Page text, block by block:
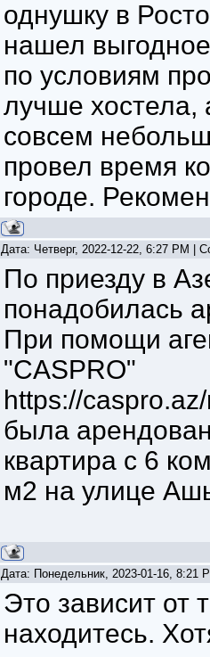
однушку в
нашел
по условиям
лучше хостела,
совсем
провел время
городе.
Дата: Четверг, 2022-12-22, 6:27 PM |
По приезду в
понадобилась
При помощи
"CASPRO"
https://
была
квартира с 6
м2 на улице
Дата: Понедельник, 2023-01-16, 8:21
Это зависит от
находитесь.